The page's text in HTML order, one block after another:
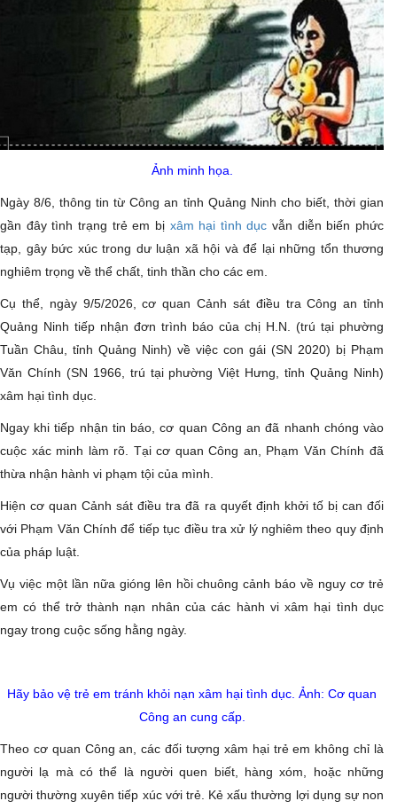
Ảnh minh họa.
Ngày 8/6, thông tin từ Công an tỉnh Quảng Ninh cho biết, thời gian
gần đây tình trạng trẻ em bị xâm hại tình dụcvẫn diễn biến phức
tạp, gây bức xúc trong dư luận xã hội và để lại những tổn thương
nghiêm trọng về thể chất, tinh thần cho các em.
Cụ thể, ngày 9/5/2026, cơ quan Cảnh sát điều tra Công an tỉnh
Quảng Ninh tiếp nhận đơn trình báo của chị H.N. (trú tại phường
Tuần Châu, tỉnh Quảng Ninh) về việc con gái (SN 2020) bị Phạm
Văn Chính (SN 1966, trú tại phường Việt Hưng, tỉnh Quảng Ninh)
xâm hại tình dục.
Ngay khi tiếp nhận tin báo, cơ quan Công an đã nhanh chóng vào
cuộc xác minh làm rõ. Tại cơ quan Công an, Phạm Văn Chính đã
thừa nhận hành vi phạm tội của mình.
Hiện cơ quan Cảnh sát điều tra đã ra quyết định khởi tố bị can đối
với Phạm Văn Chính để tiếp tục điều tra xử lý nghiêm theo quy định
của pháp luật.
Vụ việc một lần nữa gióng lên hồi chuông cảnh báo về nguy cơ trẻ
em có thể trở thành nạn nhân của các hành vi xâm hại tình dục
ngay trong cuộc sống hằng ngày.
Hãy bảo vệ trẻ em tránh khỏi nạn xâm hại tình dục. Ảnh: Cơ quan
Công an cung cấp.
Theo cơ quan Công an, các đối tượng xâm hại trẻ em không chỉ là
người lạ mà có thể là người quen biết, hàng xóm, hoặc những
người thường xuyên tiếp xúc với trẻ. Kẻ xấu thường lợi dụng sự non